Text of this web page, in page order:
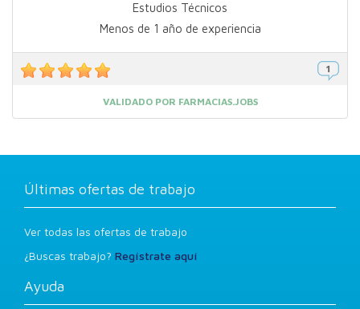
Estudios Técnicos
Menos de 1 año de experiencia
VALIDADO POR FARMACIAS.JOBS
Últimas ofertas de trabajo
Ver todas las ofertas de trabajo
¿Buscas trabajo? Regístrate aquí
Ayuda